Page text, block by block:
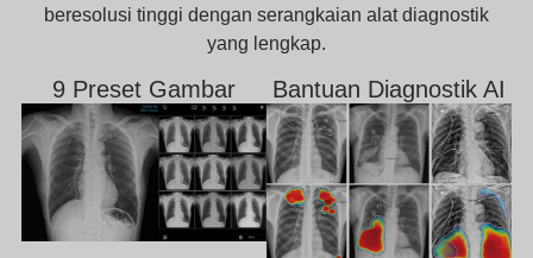
beresolusi tinggi dengan serangkaian alat diagnostik
yang lengkap.
9 Preset Gambar Bantuan Diagnostik AI